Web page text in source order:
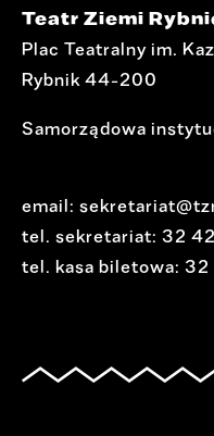
Teatr Ziemi
Plac Teatralny im.
Rybnik 44-200
Samorządowa
email:
tel. sekretariat: 32
tel. kasa biletowa: 32